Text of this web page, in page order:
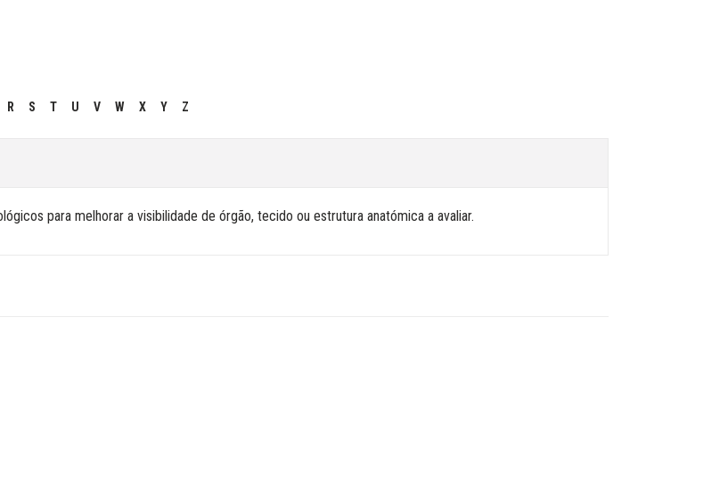
R S T U V W X Y Z
para melhorar a visibilidade de órgão, tecido ou estrutura anatómica a avaliar.